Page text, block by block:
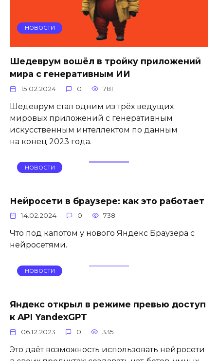
НОВОСТИ
Шедеврум вошёл в тройку приложений
мира с генеративным ИИ
15.02.2024 0 781
Шедеврум стал одним из трёх ведущих
мировых приложений с генеративным
искусственным интеллектом по данным
на конец 2023 года.
НОВОСТИ
Нейросети в браузере: как это работает
14.02.2024 0 738
Что под капотом у нового Яндекс Браузера с
нейросетями.
НОВОСТИ
Яндекс открыл в режиме превью доступ
к API YandexGPT
06.12.2023 0 335
Это даёт возможность использовать нейросети